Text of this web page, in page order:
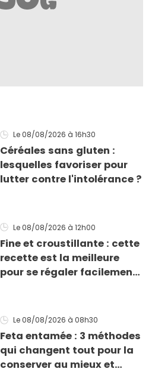
Le 08/08/2026 à 16h30
Céréales sans gluten :
lesquelles favoriser pour
lutter contre l'intolérance ?
Le 08/08/2026 à 12h00
Fine et croustillante : cette
recette est la meilleure
pour se régaler facilement
Le 08/08/2026 à 08h30
Feta entamée : 3 méthodes
qui changent tout pour la
conserver au mieux et